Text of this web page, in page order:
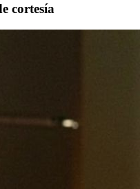
cortesía